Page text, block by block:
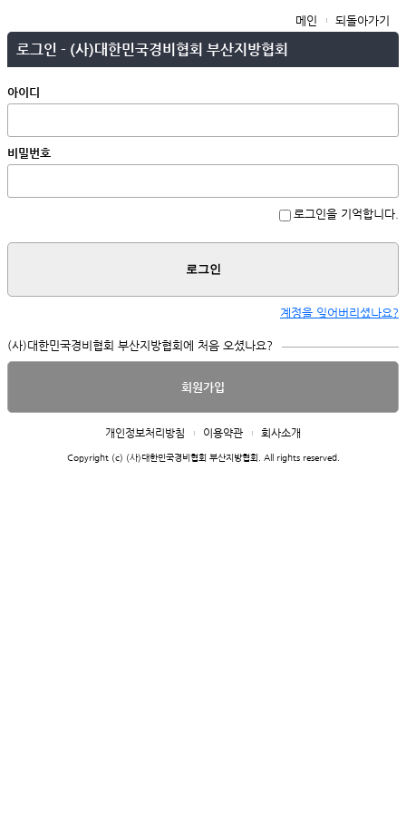
메인 되돌아가기
로그인 - (사)대한민국경비협회 부산지방협회
아이디
비밀번호
로그인을 기억합니다.
로그인
계정을 잊어버리셨나요?
(사)대한민국경비협회 부산지방협회에 처음 오셨나요?
회원가입
개인정보처리방침 이용약관 회사소개
Copyright (c) (사)대한민국경비협회 부산지방협회. All rights reserved.